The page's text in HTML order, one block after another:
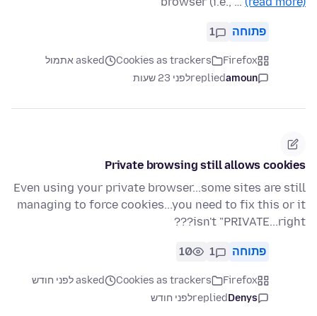
פתוחה 1
Firefox
Cookies as trackers
asked אתמול
amoun
repliedלפני 23 שעות
Private browsing still allows cookies
Even using your private browser...some sites are still
managing to force cookies...you need to fix this or it
isn't "PRIVATE...right???
פתוחה 1
10
Firefox
Cookies as trackers
asked לפני חודש
Denys
repliedלפני חודש